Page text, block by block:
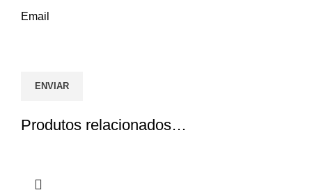
Email
Produtos relacionados…